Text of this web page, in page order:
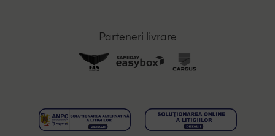
Parteneri livrare